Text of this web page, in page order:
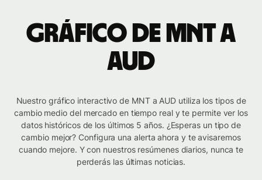
Gráfico de MNT a
AUD
Nuestro gráfico interactivo de MNT a AUD utiliza los tipos de
cambio medio del mercado en tiempo real y te permite ver los
datos históricos de los últimos 5 años. ¿Esperas un tipo de
cambio mejor? Configura una alerta ahora y te avisaremos
cuando mejore. Y con nuestros resúmenes diarios, nunca te
perderás las últimas noticias.